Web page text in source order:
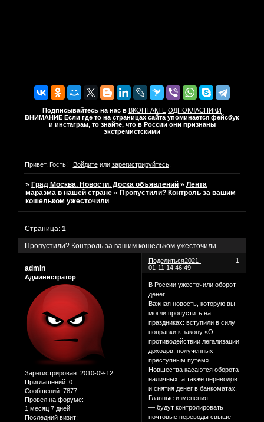
Подписывайтесь на нас в ВКОНТАКТЕ ОДНОКЛАСНИКИ
ВНИМАНИЕ Если где то на страницах сайта упоминается фейсбук
и инстаграм, то знайте, что в России они признаны
экстремистскими
Привет, Гость! Войдитеили зарегистрируйтесь.
» Град Москва. Новости. Доска объявлений »Лента
маразма в нашей стране » Пропустили? Контроль за вашим
кошельком ужесточили
Пропустили? Контроль за вашим кошельком ужесточили
Страница:1
Поделиться 1
2021-
01-11 14:46:49
admin
Администратор
Зарегистрирован: 2010-09-12
Приглашений: 0
Сообщений: 7877
Провел на форуме:
1 месяц 7 дней
Последний визит:
В России ужесточили оборот
денег
Важная новость, которую вы
могли пропустить на
праздниках: вступили в силу
поправки к закону «О
противодействии легализации
доходов, полученных
преступным путем».
Новшества касаются оборота
наличных, а также переводов
и снятия денег в банкоматах.
Главные изменения:
— будут контролировать
почтовые переводы свыше